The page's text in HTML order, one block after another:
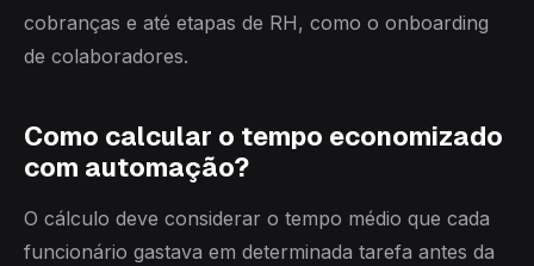
cobranças e até etapas de RH, como o onboarding
de colaboradores.
Como calcular o tempo economizado
com automação?
O cálculo deve considerar o tempo médio que cada
funcionário gastava em determinada tarefa antes da